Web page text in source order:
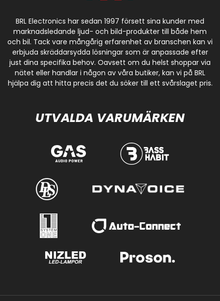
BRL Electronics har sedan 1997 försett sina kunder med
marknadsledande ljud- och bild-produkter till både hem
och bil. Tack vare mångårig erfarenhet av branschen kan vi
erbjuda skräddarsydda lösningar som är anpassade efter
just dina specifika behov. Oavsett om du helst shoppar via
nätet eller handlar i någon av våra butiker, kan vi på BRL
hjälpa dig att hitta precis det du söker till ett svårslaget pris.
UTVALDA VARUMÄRKEN